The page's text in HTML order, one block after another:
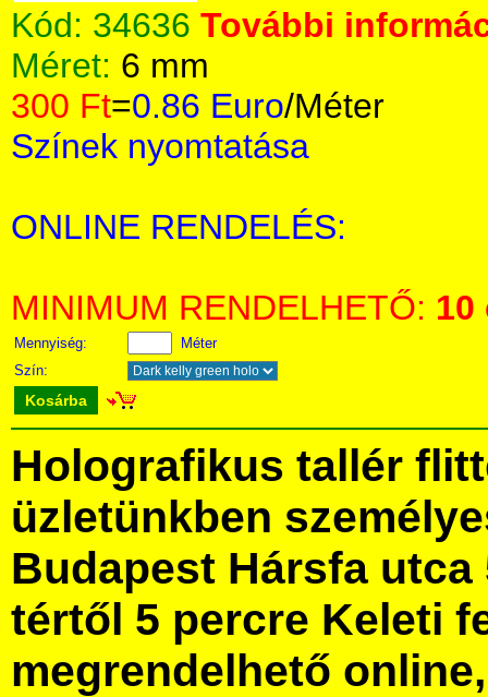
Kód: 34636 További
Méret: 6 mm
300 Ft=0.86 Euro/Méter
Színek nyomtatása
ONLINE RENDELÉS:
MINIMUM RENDELHETŐ: 10
Mennyiség:
Méter
Szín:
Kosárba
Holografikus tallér
üzletünkben
Budapest Hársfa utca
tértől 5 percre Keleti
megrendelhető